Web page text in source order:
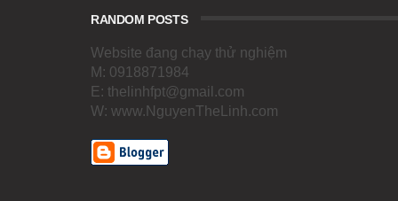
RANDOM POSTS
Website đang chạy thử nghiệm
M: 0918871984
E: thelinhfpt@gmail.com
W: www.NguyenTheLinh.com